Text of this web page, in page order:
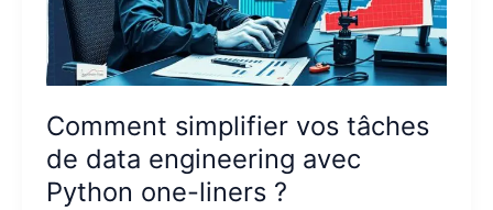
Comment simplifier vos tâches
de data engineering avec
Python one-liners ?